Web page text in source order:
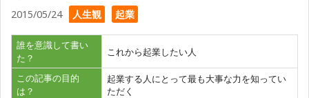
2015/05/24 人生観 起業
誰を意識して書い
た？
これから起業したい人
この記事の目的
は？
起業する人にとって最も大事な力を知ってい
ただく